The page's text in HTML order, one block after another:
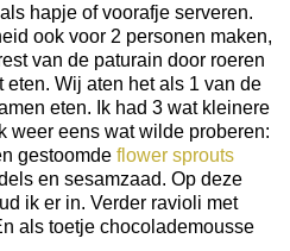
hapje of voorafje serveren.
ook voor 2 personen maken,
van de paturain door roeren
Wij aten het als 1 van de
eten. Ik had 3 wat kleinere
weer eens wat wilde proberen:
gestoomde flower sprouts
en sesamzaad. Op deze
ik er in. Verder ravioli met
als toetje chocolademousse